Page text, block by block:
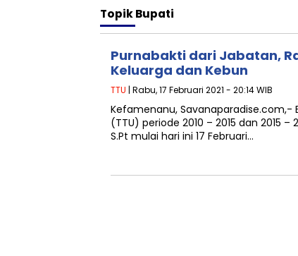
TopikBupati
Purnabakti dari Jabatan,
Keluarga dan Kebun
TTU | Rabu, 17 Februari 2021 - 20:14 WIB
Kefamenanu, Savanaparadise.com,-
(TTU) periode 2010 – 2015 dan 2015
S.Pt mulai hari ini 17 Februari…